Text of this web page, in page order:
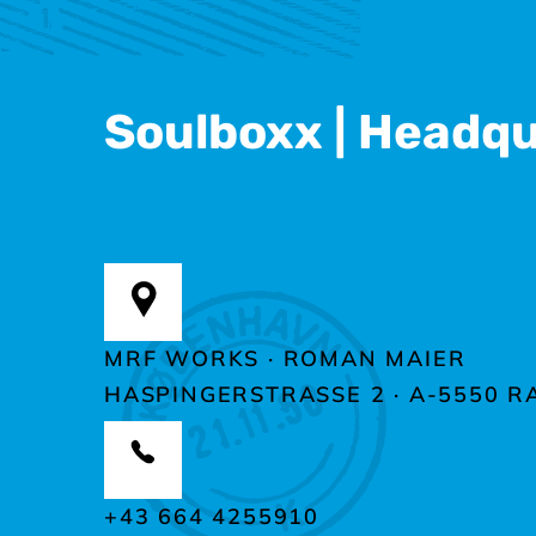
Soulboxx |
MRF WORKS · ROMAN MAIER
HASPINGERSTRASSE 2 · A-5550
+43 664 4255910